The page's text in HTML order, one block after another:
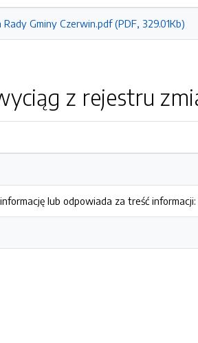
Rady Gminy Czerwin.pdf (PDF, 329.01Kb)
z rejestru
lub odpowiada za treść informacji: